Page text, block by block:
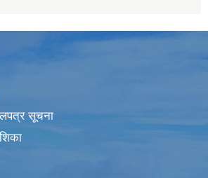
सूचना